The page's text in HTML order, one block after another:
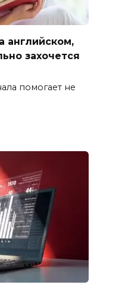
английском,
захочется
помогает не